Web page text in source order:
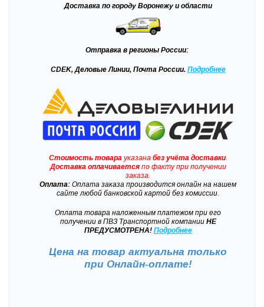
Доставка по городу Воронежу и области
Отправка в регионы России:
CDEK, Деловые Линии, Почта России. Подробнее
Стоимость товарауказана без учёта доставки.
Доставкаоплачиваетсяпо факту при получении
заказа.
Оплата: Оплата заказа производится онлайн на нашем
сайте любой банковской картой без комиссии.
Оплата товара наложенным платежом при его
получении в ПВЗ Транспортной компанииНЕ
ПРЕДУСМОТРЕНА! Подробнее
Цена на товар актуальна только
при Онлайн-оплате!